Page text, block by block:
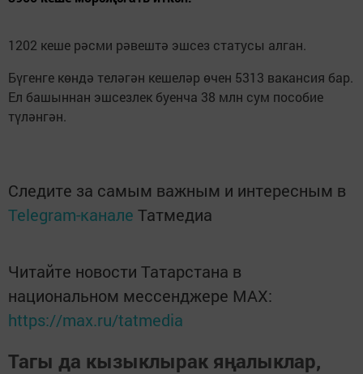
1202 кеше рәсми рәвештә эшсез статусы алган.
Бүгенге көндә теләгән кешеләр өчен 5313 вакансия бар.
Ел башыннан эшсезлек буенча 38 млн сум пособие
түләнгән.
Следите за самым важным и интересным в
Telegram-канале Татмедиа
Читайте новости Татарстана в
национальном мессенджере MАХ:
https://max.ru/tatmedia
Тагы да кызыклырак яңалыклар,